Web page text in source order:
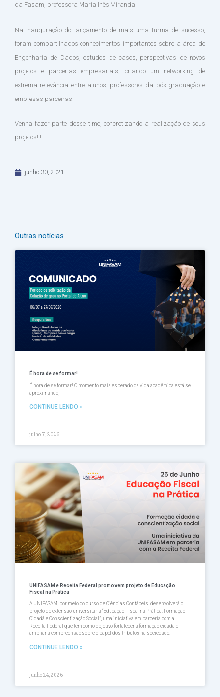
da Fasam, professora Maria Inês Miranda.
Na inauguração do lançamento de mais uma turma de sucesso,
foram compartilhados conhecimentos importantes sobre a área de
Engenharia de Dados, estudos de casos, perspectivas de novos
projetos e parcerias empresariais, criando um networking de
extrema relevância entre alunos, professores da pós-graduação e
empresas parceiras.
Venha fazer parte desse time, concretizando a realização de seus
projetos!!!
junho 30, 2021
Outras notícias
É hora de se formar!
É hora de se formar! O momento mais esperado da vida acadêmica está se
aproximando,
CONTINUE LENDO »
julho 7, 2026
UNIFASAM e Receita Federal promovem projeto de Educação
Fiscal na Prática
A UNIFASAM, por meio do curso de Ciências Contábeis, desenvolverá o
projeto de extensão universitária “Educação Fiscal na Prática: Formação
Cidadã e Conscientização Social”, uma iniciativa em parceria com a
Receita Federal que tem como objetivo fortalecer a formação cidadã e
ampliar a compreensão sobre o papel dos tributos na sociedade.
CONTINUE LENDO »
junho 24, 2026
PáginaPágina
PáginaPáginaPágina